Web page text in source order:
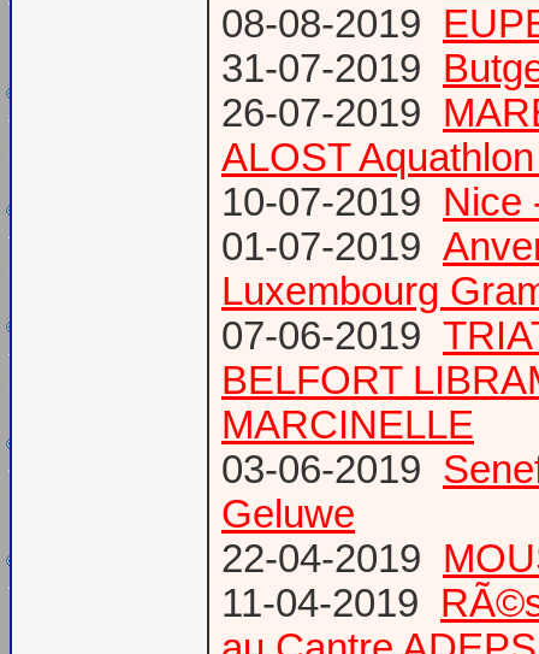
08-08-2019
31-07-2019
26-07-2019
ALOST
10-07-2019 Nice
01-07-2019
Luxembourg
07-06-2019
BELFORT
MARCINELLE
03-06-2019
Geluwe
22-04-2019
11-04-2019